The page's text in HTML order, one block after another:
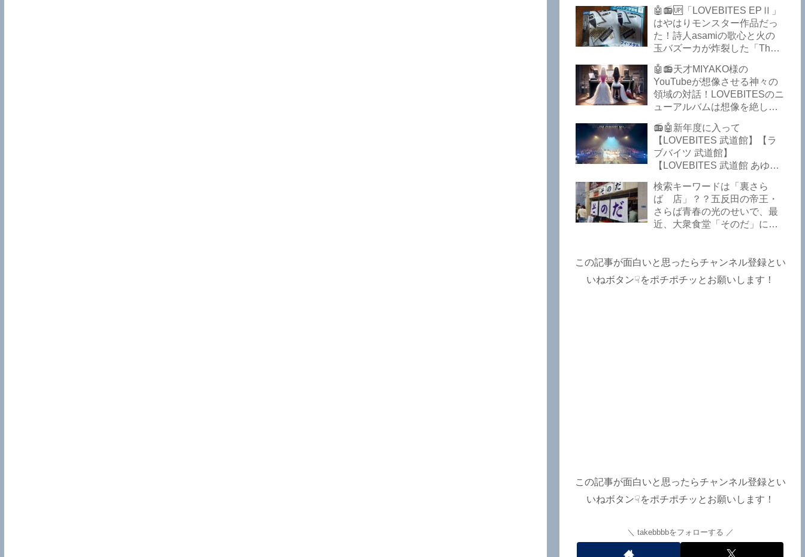
Inspire】【LOVEBITES Under
The Red Sky】【LOVEBITES
Epilogue】【LOVEBITES
Today Is The Day】
【LOVEBITES Dystopia
Symphony】【LOVEBITES
My Orion】【LOVEBITES
Lost In The Garden】
【LOVEBITES The Bell In
Of Control】【LOVEBITES
The Eve Of Change】
定のお子様ランチを食ってき
たよ！【さらば青春の光 五反
田 グルメ】
🤖📻🆙「LOVEBITES EPⅡ」
はやはりモンスター作品だっ
た！詩人asamiの歌心と火の
玉バズーカが炸裂した「The
のだぞ！～しながわロックラ
ジオ【追記あり】
🤖📻天才MIYAKO様の
YouTubeが想像させる神々の
領域の対話！LOVEBITESのニ
ューアルバムは想像を絶して
玉てやんでい、D-A-Dの新
曲、ブルース・ディッキンソ
ン情報などです～しながわロ
ックラジオ【追記複数あり】
📻🤖新年度に入って
【LOVEBITES 武道館】【ラ
ブバイツ 武道館】
【LOVEBITES 武道館 あゆ
リ】【ラブバイツ ライブ
2025 セトリ】【LOVEBITES
海外の反応】あたりがトレン
ドキーワードのようです。
姿がたくさん見られました
よ！～しながわロックラジオ
検索キーワードは「裏さら
ば 店」？？五反田の帝王・
さらば青春の光のせいで、最
近、大衆食堂「そのだ」に入
グルメ】
この記事が面白いと思ったらチャンネル登録とい
いねボタン☟をポチポチッとお願いします！
この記事が面白いと思ったらチャンネル登録とい
いねボタン☟をポチポチッとお願いします！
takebbbbをフォローする